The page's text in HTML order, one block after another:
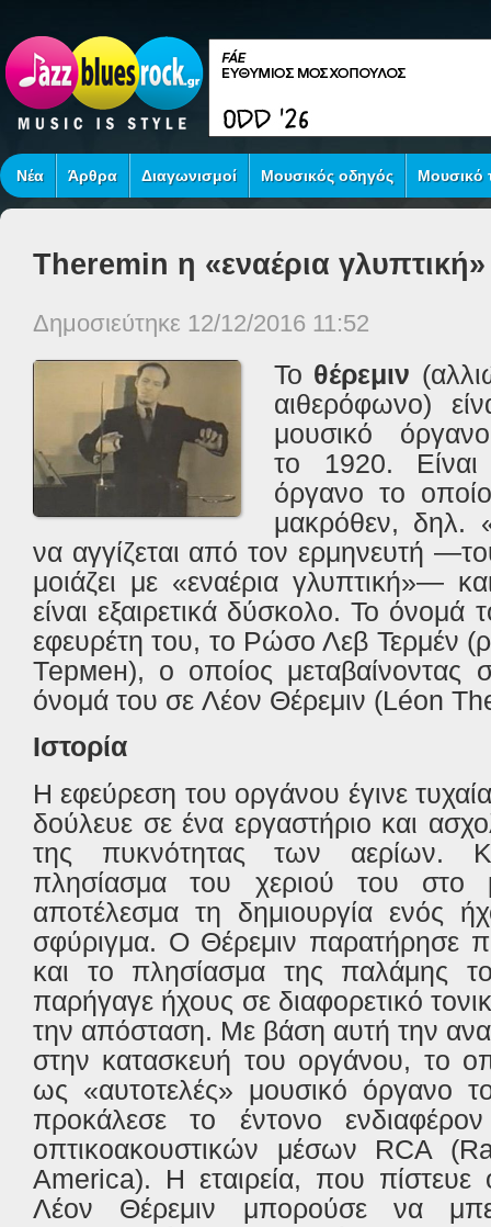
Νέα Άρθρα Διαγωνισμοί Μουσικός οδηγός Μουσικό
Theremin η «εναέρια
Δημοσιεύτηκε 12/12/2016 11:52
Το θέρεμιν
αιθερόφωνο)
μουσικό
το 1920.
όργανο το
μακρόθεν, δηλ.
να αγγίζεται από τον ερμηνευτή
μοιάζει με «εναέρια γλυπτική»—
είναι εξαιρετικά δύσκολο. Το
εφευρέτη του, το Ρώσο Λεβ Τερμέν
Термен), o oποίος μεταβαίνοντας
όνομά του σε Λέον Θέρεμιν (Léon
Ιστορία
Η εφεύρεση του οργάνου έγινε
δούλευε σε ένα εργαστήριο και
της πυκνότητας των αερίων.
πλησίασμα του χεριού του στο
αποτέλεσμα τη δημιουργία ενός
σφύριγμα. Ο Θέρεμιν παρατήρησε
και το πλησίασμα της παλάμης
παρήγαγε ήχους σε διαφορετικό
την απόσταση. Με βάση αυτή την
στην κατασκευή του οργάνου, το
ως «αυτοτελές» μουσικό όργανο
προκάλεσε το έντονο
οπτικοακουστικών μέσων RCA
America). H εταιρεία, που πίστευε
Λέον Θέρεμιν μπορούσε να